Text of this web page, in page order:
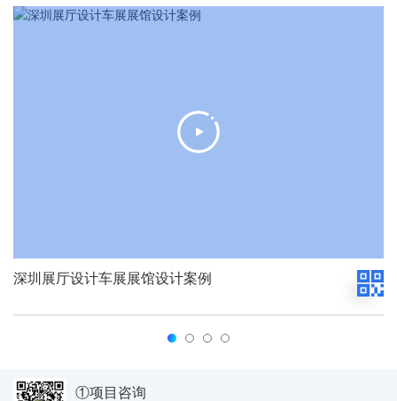
深圳展厅设计车展展馆设计案例
①项目咨询